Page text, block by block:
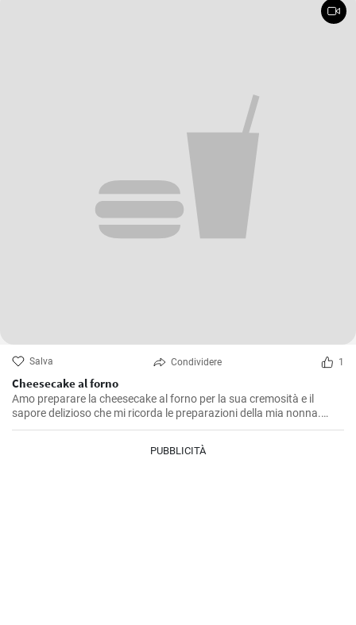
Salva Condividere 1
Cheesecake al forno
Amo preparare la cheesecake al forno per la sua cremosità e il
sapore delizioso che mi ricorda le preparazioni della mia nonna.
Questa ricetta me l'ha insegnata lei ed è un dolce che non manca
biscotti e il ripieno di formaggio è semplicemente perfetto!
PUBBLICITÀ